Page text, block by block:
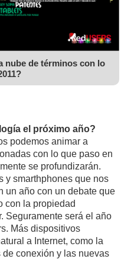
nube de términos con lo
el próximo año?
podemos animar a
con lo que paso en
se profundizarán.
y smarthphones que nos
un año con un debate que
con la propiedad
Seguramente será el año
Más dispositivos
a Internet, como la
conexión y las nuevas